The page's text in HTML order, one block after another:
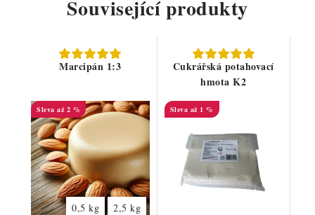
Související produkty
Marcipán 1:3
až 2 %
0,5 kg 2,5 kg
Cukrářská potahovací
hmota K2
až 1 %